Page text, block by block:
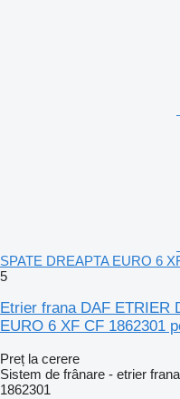
SPATE DREAPTA EURO 6
5
Etrier frana DAF ETRIER
EURO 6 XF CF 1862301
Preț la cerere
Sistem de frânare - etrier frana
1862301